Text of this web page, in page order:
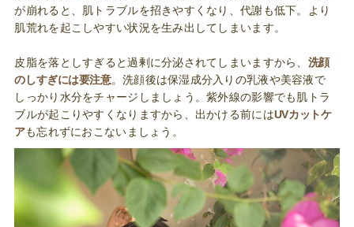
が崩れると、肌トラブルを招きやすくなり、代謝も低下。より
肌荒れを起こしやすい状況を生み出してしまいます。
皮脂を落としすぎると過剰に分泌されてしまいますから、 洗顔
のしすぎには要注意。洗顔後は保湿成分入りの乳液や美容液で
しっかり水分をチャージしましょう。紫外線の影響でも肌トラ
ブルが起こりやすくなりますから、出かける前にはUVカットケ
アも忘れずにおこないましょう。